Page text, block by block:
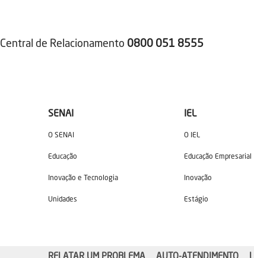
Central de Relacionamento 0800 051 8555
SENAI
O SENAI
Educação
Inovação e Tecnologia
Unidades
IEL
O IEL
Educação Empresarial
Inovação
Estágio